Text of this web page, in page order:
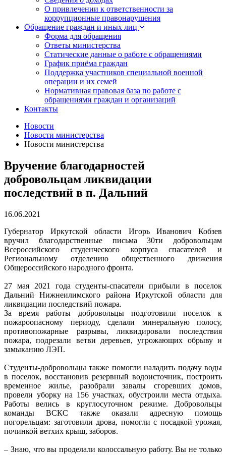
О привлечении к ответственности за
коррупционные правонарушения
Обращение граждан и иных лиц
Форма для обращения
Ответы министерства
Статические данные о работе с обращениями
График приёма граждан
Поддержка участников специальной военной
операции и их семей
Нормативная правовая база по работе с
обращениями граждан и организаций
Контакты
Новости
Новости министерства
Новости министерства
Вручение благодарностей
добровольцам ликвидации
последствий в п. Дальний
16.06.2021
Губернатор Иркутской области Игорь Иванович Кобзев
вручил благодарственные письма 30ти добровольцам
Всероссийского студенческого корпуса спасателей и
Региональному отделению общественного движения
Общероссийского народного фронта.
27 мая 2021 года студенты-спасатели прибыли в поселок
Дальний Нижнеилимского района Иркутской области для
ликвидации последствий пожара.
За время работы добровольцы подготовили поселок к
пожароопасному периоду, сделали минеральную полосу,
противопожарные разрывы, ликвидировали последствия
пожара, подрезали ветви деревьев, угрожающих обрыву и
замыканию ЛЭП.
Студенты-добровольцы также помогли наладить подачу воды
в поселок, восстановив резервный водоисточник, построить
временное жилье, разобрали завалы сгоревших домов,
провели уборку на 156 участках, обустроили места отдыха.
Работы велись в круглосуточном режиме. Добровольцы
команды ВСКС также оказали адресную помощь
погорельцам: заготовили дрова, помогли с посадкой урожая,
починкой ветхих крыш, заборов.
– Знаю, что вы проделали колоссальную работу. Вы не только